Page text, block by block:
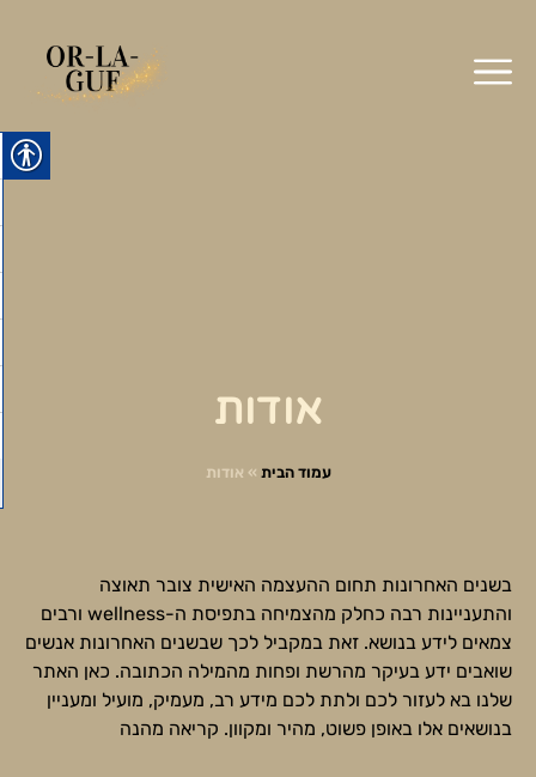
אודות
עמוד הבית » אודות
בשנים האחרונות תחום ההעצמה האישית צובר תאוצה
והתעניינות רבה כחלק מהצמיחה בתפיסת ה-wellness ורבים
צמאים לידע בנושא. זאת במקביל לכך שבשנים האחרונות אנשים
שואבים ידע בעיקר מהרשת ופחות מהמילה הכתובה. כאן האתר
שלנו בא לעזור לכם ולתת לכם מידע רב, מעמיק, מועיל ומעניין
בנושאים אלו באופן פשוט, מהיר ומקוון. קריאה מהנה